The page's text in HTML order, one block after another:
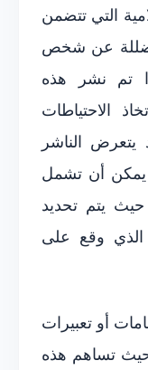
التي تتضمن
عن شخص
تم نشر هذه
الاحتياطات
يتعرض الناشر
يمكن أن تشمل
حيث يتم تحديد
الذي وقع على
أو تعبيرات
حيث تساهم هذه